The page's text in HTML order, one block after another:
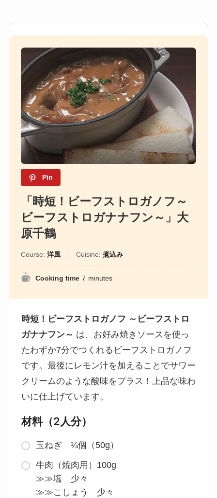
Pin
「時短！ビーフストロガノフ～
ビーフストロガナナフン～」大
原千鶴
Course: 洋風 Cuisine: 煮込み
Cooking time 7 minutes
時短！ビーフストロガノフ ～ビーフストロ
ガナナフン～ は、お好み焼きソースを使っ
たわずか7分でつくれるビーフストロガノフ
です。最後にレモン汁を加えることでサワー
クリームのような酸味をプラス！上品な味わ
いに仕上げています。
材料（2人分）
玉ねぎ ¼個（50g）
牛肉（焼肉用）100g
≫≫塩 少々
≫≫こしょう 少々